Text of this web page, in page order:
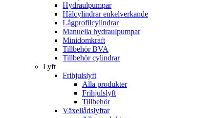
Hydraulpumpar
Hålcylindrar enkelverkande
Lågprofilcylindrar
Manuella hydraulpumpar
Minidomkraft
Tillbehör BVA
Tillbehör cylindrar
Lyft
Frihjulslyft
Alla produkter
Frihjulslyft
Tillbehör
Växellådslyftar